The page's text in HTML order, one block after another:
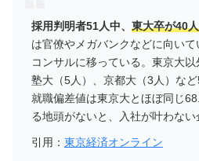
採用判明者51人中、 東大卒が40
は官僚やメガバンクなどに向い
コンサルに移っている。東京大
塾大（5人）、京都大（3人）な
就職偏差値は東京大とほぼ同じ
る地頭がないと、入社が叶わない
引用： 東京経済オンライン